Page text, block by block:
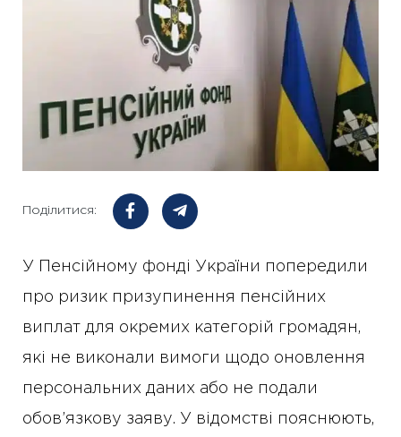
Поділитися:
У Пенсійному фонді України попередили
про ризик призупинення пенсійних
виплат для окремих категорій громадян,
які не виконали вимоги щодо оновлення
персональних даних або не подали
обов’язкову заяву. У відомстві пояснюють,